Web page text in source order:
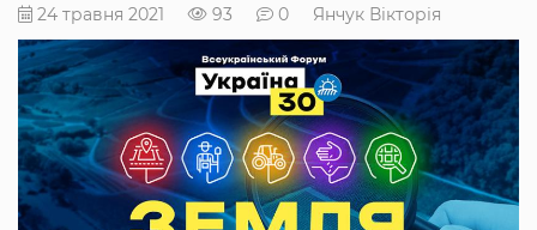
24 травня 2021 93 0 Янчук Вікторія